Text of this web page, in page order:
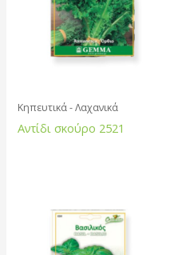
Κηπευτικά - Λαχανικά
Αντίδι σκούρο 2521